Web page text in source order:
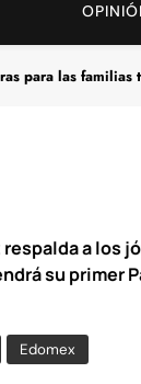
para las familias
Skate
Edomex